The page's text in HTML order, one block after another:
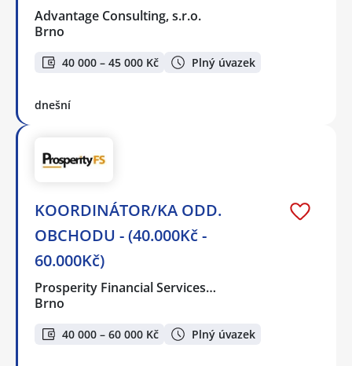
Advantage Consulting, s.r.o.
Brno
40 000 – 45 000 Kč Plný úvazek
dnešní
KOORDINÁTOR/KA ODD.
OBCHODU - (40.000Kč -
60.000Kč)
Prosperity Financial Services…
Brno
40 000 – 60 000 Kč Plný úvazek